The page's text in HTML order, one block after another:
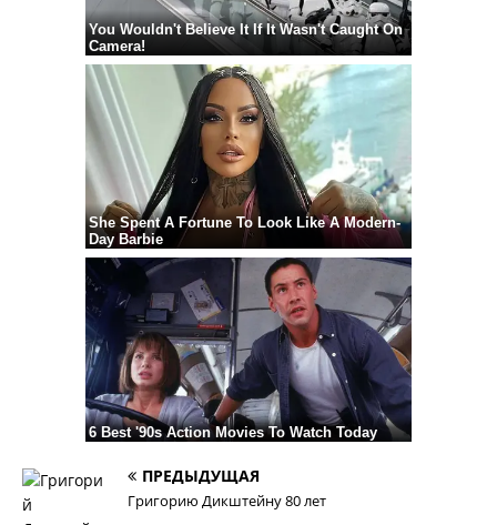
ПРЕДЫДУЩАЯ
Григорию Дикштейну 80 лет